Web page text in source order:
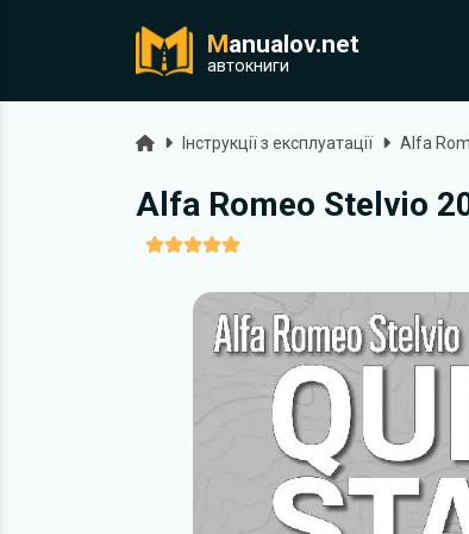
Manualov.net
автокниги
ГоловнаІнструкції з експлуатації Alfa
Alfa Romeo Stelvio